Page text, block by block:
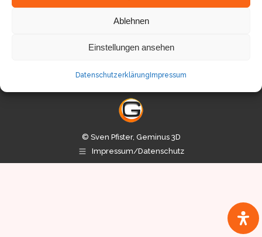
Ablehnen
Einstellungen ansehen
Datenschutzerklärung Impressum
© Sven Pfister, Geminus 3D
Impressum/Datenschutz